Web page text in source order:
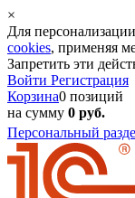
×
Для
cookies, применяя
Запретить эти
Войти Регистрация
Корзина0 позиций
на сумму 0 руб.
Персональный